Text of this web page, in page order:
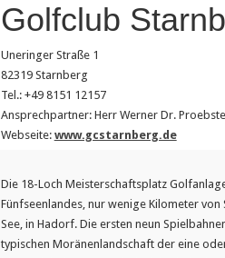
Golfclub
Uneringer Straße 1
82319 Starnberg
Tel.: +49 8151 12157
Ansprechpartner: Herr Werner Dr. Proebstel
Webseite: www.gcstarnberg.de
Die 18-Loch Meisterschaftsplatz
Fünfseenlandes, nur wenige Kilometer
See, in Hadorf. Die ersten neun
typischen Moränenlandschaft der eine